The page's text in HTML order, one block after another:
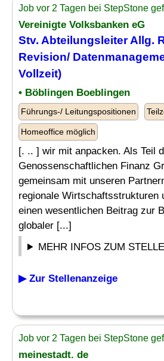
Job vor 2 Tagen bei StepStone
Vereinigte Volksbanken eG
Stv. AbteilungsleiterAllg.
Revision/
Vollzeit)
• Böblingen Boeblingen
Führungs-/ Leitungspositionen
Homeoffice möglich
[. .. ] wir mit anpacken. Als Teil
Genossenschaftlichen Finanz
gemeinsam mit unseren
regionale Wirtschaftsstrukturen
einen wesentlichen Beitrag zur
globaler [...]
MEHR INFOS ZUM
▶ Zur Stellenanzeige
Job vor 2 Tagen bei StepStone
meinestadt. de